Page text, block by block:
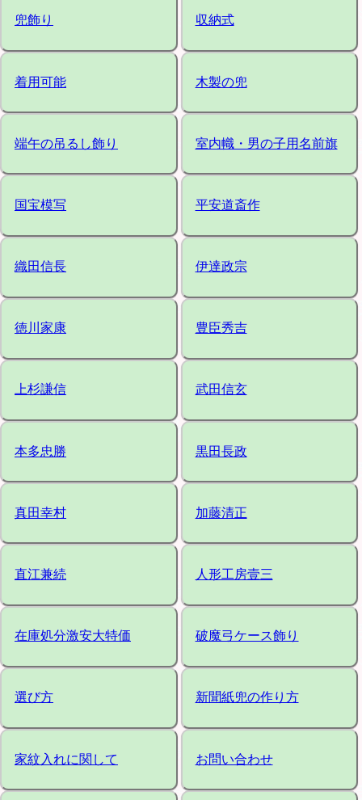
兜飾り 収納式
着用可能 木製の兜
端午の吊るし飾り 室内幟・男の子用名前旗
国宝模写 平安道斎作
織田信長 伊達政宗
徳川家康 豊臣秀吉
上杉謙信 武田信玄
本多忠勝 黒田長政
真田幸村 加藤清正
直江兼続 人形工房壹三
在庫処分激安大特価 破魔弓ケース飾り
選び方 新聞紙兜の作り方
家紋入れに関して お問い合わせ